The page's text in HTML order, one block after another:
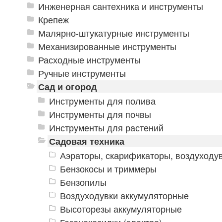
Инженерная сантехника и инструменты
Крепеж
Малярно-штукатурные инструменты
Механизированные инструменты
Расходные инструменты
Ручные инструменты
Сад и огород
Инструменты для полива
Инструменты для почвы
Инструменты для растений
Садовая техника
Аэраторы, скарификаторы,
Бензокосы и триммеры
Бензопилы
Воздуходувки аккумуляторные
Высоторезы аккумуляторные